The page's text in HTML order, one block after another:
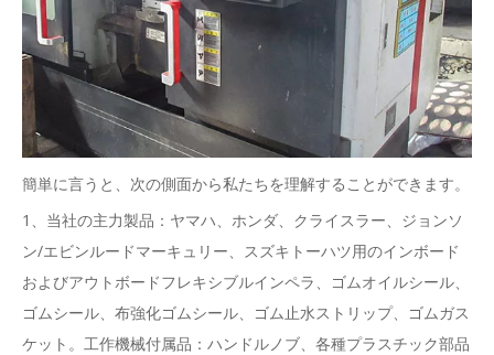
簡単に言うと、次の側面から私たちを理解することができます。
1、当社の主力製品：ヤマハ、ホンダ、クライスラー、ジョンソ
ン/エビンルードマーキュリー、スズキトーハツ用のインボード
およびアウトボードフレキシブルインペラ、ゴムオイルシール、
ゴムシール、布強化ゴムシール、ゴム止水ストリップ、ゴムガス
ケット。工作機械付属品：ハンドルノブ、各種プラスチック部品